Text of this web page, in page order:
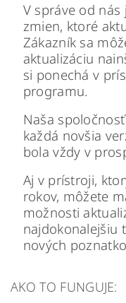
V správe od
zmien, ktoré
Zákazník sa
aktualizáciu
si ponechá v
programu.
Naša
každá novšia
bola vždy v
Aj v prístroji,
rokov, môžete
možnosti
najdokonalejšiu
nových
AKO TO FUNGUJE: